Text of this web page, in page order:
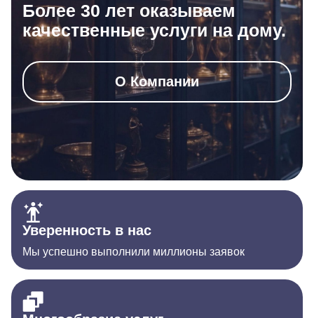
Более 30 лет оказываем
качественные услуги на дому.
О Компании
Уверенность в нас
Мы успешно выполнили миллионы заявок